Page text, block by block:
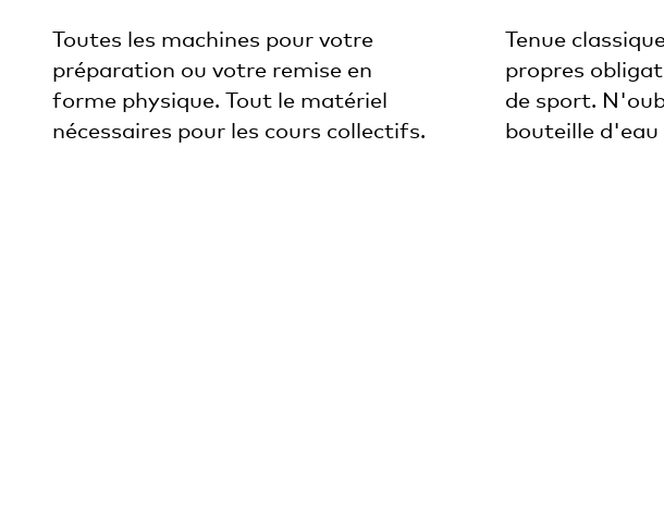
Toutes les machines pour votre
préparation ou votre remise en
forme physique. Tout le matériel
nécessaires pour les cours collectifs.
Tenue
propres
de sport.
bouteille